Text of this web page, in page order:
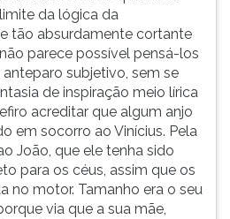
da lógica da
tão absurdamente cortante
parece possível pensá-los
subjetivo, sem se
de inspiração meio lírica
acreditar que algum anjo
em socorro ao Vinícius. Pela
João, que ele tenha sido
para os céus, assim que os
no motor. Tamanho era o seu
via que a sua mãe,